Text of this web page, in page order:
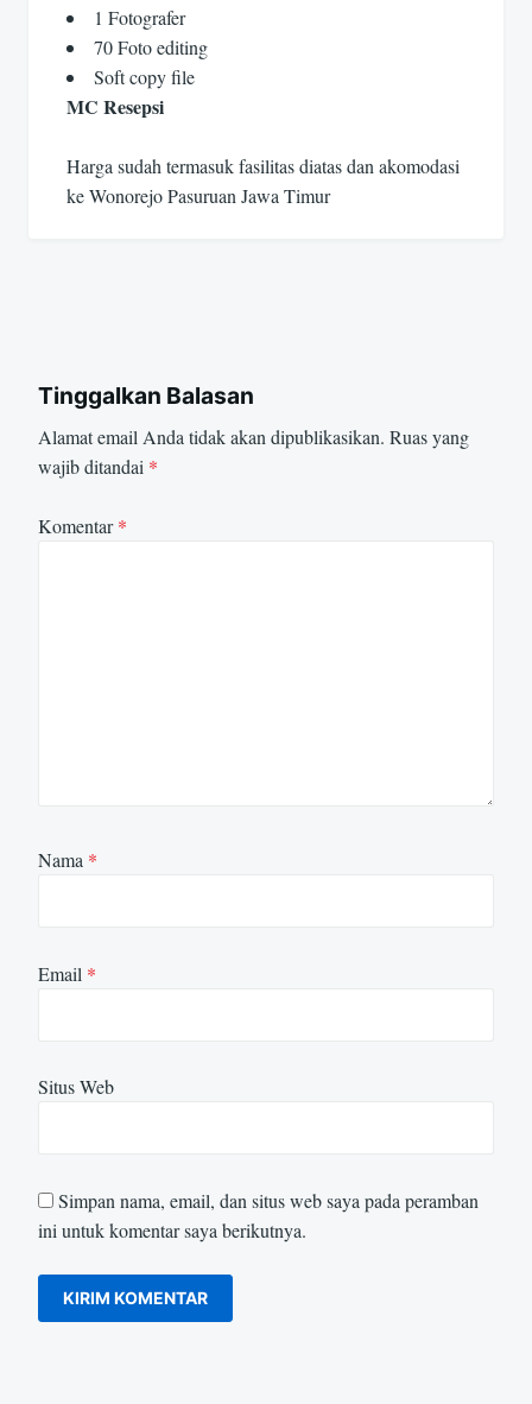
1 Fotografer
70 Foto editing
Soft copy file
MC Resepsi
Harga sudah termasuk fasilitas diatas dan akomodasi
ke Wonorejo Pasuruan Jawa Timur
Tinggalkan Balasan
Alamat email Anda tidak akan dipublikasikan. Ruas yang
wajib ditandai *
Komentar*
Nama *
Email *
Situs Web
Simpan nama, email, dan situs web saya pada peramban
ini untuk komentar saya berikutnya.